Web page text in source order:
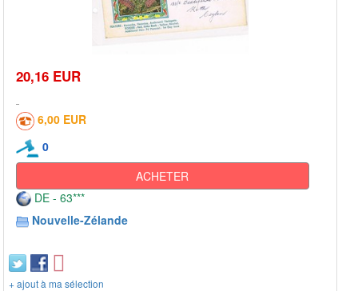
20,16 EUR
6,00 EUR
0
ACHETER
DE - 63***
Nouvelle-Zélande
+ ajout à ma sélection